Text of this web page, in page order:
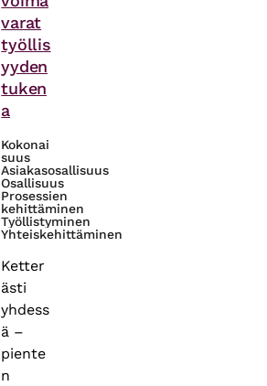
varat
työllis
yyden
tuken
a
Kokonai
suus
Asiakasosallisuus
Osallisuus
Prosessien
kehittäminen
Työllistyminen
Yhteiskehittäminen
Ketter
ästi
yhdess
ä –
piente
n